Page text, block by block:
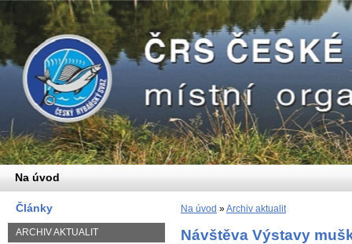
Články
ARCHIV AKTUALIT
Na úvod »Archiv aktualit
Návštěva Výstavy
Na úvod